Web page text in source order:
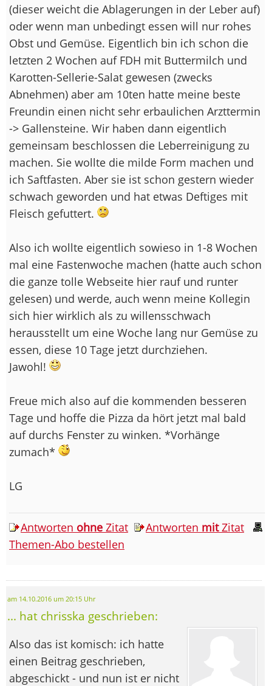
(dieser weicht die Ablagerungen in der Leber auf)
oder wenn man unbedingt essen will nur rohes
Obst und Gemüse. Eigentlich bin ich schon die
letzten 2 Wochen auf FDH mit Buttermilch und
Karotten-Sellerie-Salat gewesen (zwecks
Abnehmen) aber am 10ten hatte meine beste
Freundin einen nicht sehr erbaulichen Arzttermin
-> Gallensteine. Wir haben dann eigentlich
gemeinsam beschlossen die Leberreinigung zu
machen. Sie wollte die milde Form machen und
ich Saftfasten. Aber sie ist schon gestern wieder
schwach geworden und hat etwas Deftiges mit
Fleisch gefuttert.
Also ich wollte eigentlich sowieso in 1-8 Wochen
mal eine Fastenwoche machen (hatte auch schon
die ganze tolle Webseite hier rauf und runter
gelesen) und werde, auch wenn meine Kollegin
sich hier wirklich als zu willensschwach
herausstellt um eine Woche lang nur Gemüse zu
essen, diese 10 Tage jetzt durchziehen.
Jawohl!
Freue mich also auf die kommenden besseren
Tage und hoffe die Pizza da hört jetzt mal bald
auf durchs Fenster zu winken. *Vorhänge
zumach*
LG
Antworten ohne Zitat Antworten mitZitat
Themen-Abo bestellen
am 14.10.2016 um 20:15 Uhr
... hat chrisska geschrieben:
Also das ist komisch: ich hatte
einen Beitrag geschrieben,
abgeschickt - und nun ist er nicht